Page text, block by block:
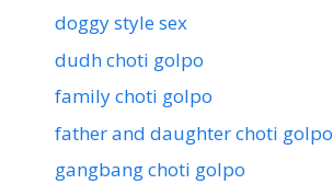
doggy style sex
dudh choti golpo
family choti golpo
father and daughter choti golpo
gangbang choti golpo